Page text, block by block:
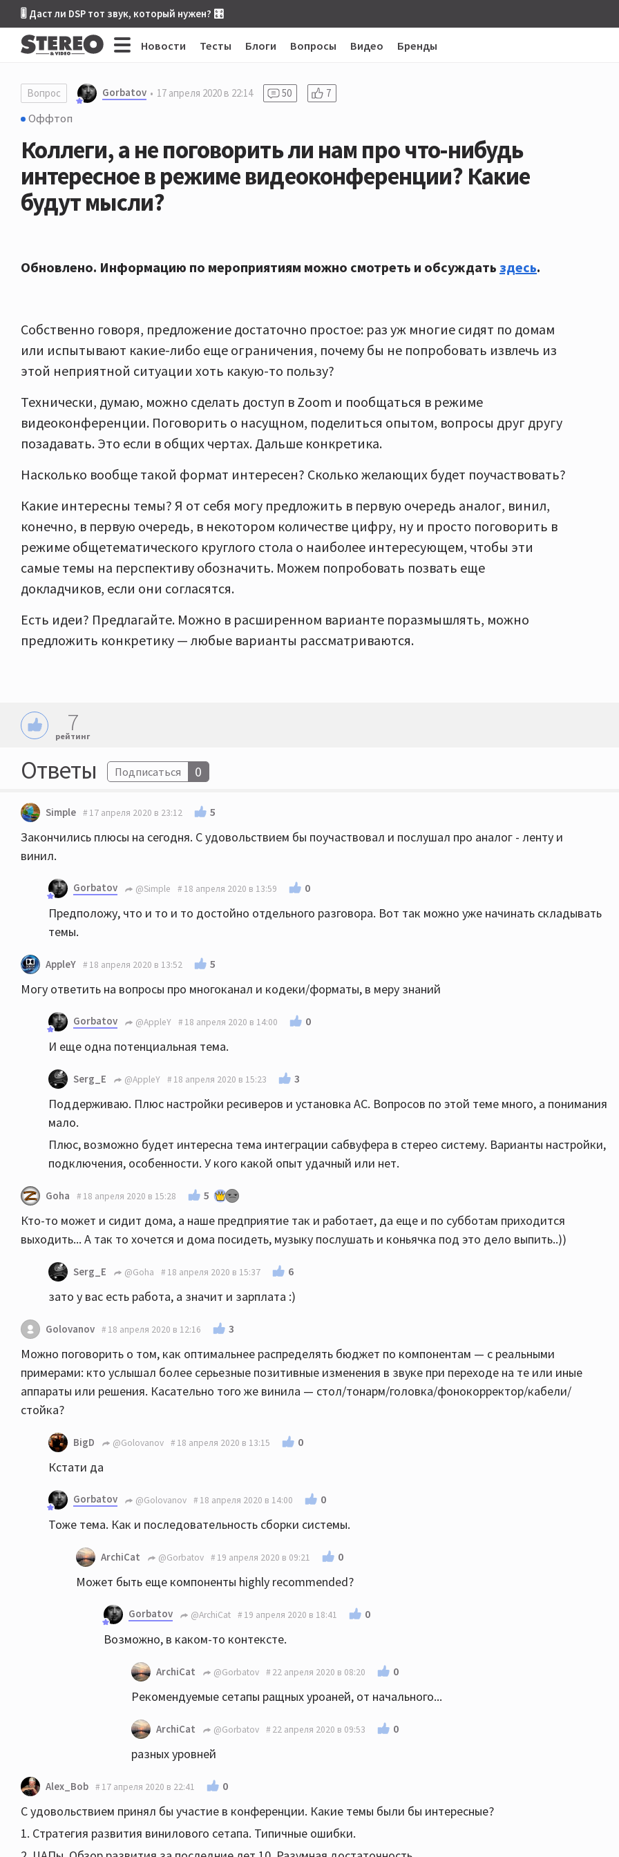
🎚 Даст ли DSP тот звук, который нужен? 🎛
Новости Тесты Блоги Вопросы Видео Бренды
Вопрос Gorbatov 17 апреля 2020 в 22:14 50 7
Оффтоп
Коллеги, а не поговорить ли нам про что-нибудь
интересное в режиме видеоконференции? Какие
будут мысли?
Обновлено. Информацию по мероприятиям можно смотреть и обсуждать здесь.
Собственно говоря, предложение достаточно простое: раз уж многие сидят по домам
или испытывают какие-либо еще ограничения, почему бы не попробовать извлечь из
этой неприятной ситуации хоть какую-то пользу?
Технически, думаю, можно сделать доступ в Zoom и пообщаться в режиме
видеоконференции. Поговорить о насущном, поделиться опытом, вопросы друг другу
позадавать. Это если в общих чертах. Дальше конкретика.
Насколько вообще такой формат интересен? Сколько желающих будет поучаствовать?
Какие интересны темы? Я от себя могу предложить в первую очередь аналог, винил,
конечно, в первую очередь, в некотором количестве цифру, ну и просто поговорить в
режиме общетематического круглого стола о наиболее интересующем, чтобы эти
самые темы на перспективу обозначить. Можем попробовать позвать еще
докладчиков, если они согласятся.
Есть идеи? Предлагайте. Можно в расширенном варианте поразмышлять, можно
предложить конкретику — любые варианты рассматриваются.
7
рейтинг
Ответы Подписаться 0
Simple 17 апреля 2020 в 23:12 5
Закончились плюсы на сегодня. С удовольствием бы поучаствовал и послушал про аналог - ленту и
винил.
Gorbatov @Simple 18 апреля 2020 в 13:59 0
Предположу, что и то и то достойно отдельного разговора. Вот так можно уже начинать складывать
темы.
AppleY 18 апреля 2020 в 13:52 5
Могу ответить на вопросы про многоканал и кодеки/форматы, в меру знаний
Gorbatov @AppleY 18 апреля 2020 в 14:00 0
И еще одна потенциальная тема.
Serg_E @AppleY 18 апреля 2020 в 15:23 3
Поддерживаю. Плюс настройки ресиверов и установка АС. Вопросов по этой теме много, а понимания
мало.
Плюс, возможно будет интересна тема интеграции сабвуфера в стерео систему. Варианты настройки,
подключения, особенности. У кого какой опыт удачный или нет.
Goha 18 апреля 2020 в 15:28 5
Кто-то может и сидит дома, а наше предприятие так и работает, да еще и по субботам приходится
выходить... А так то хочется и дома посидеть, музыку послушать и коньячка под это дело выпить..))
Serg_E @Goha 18 апреля 2020 в 15:37 6
зато у вас есть работа, а значит и зарплата :)
Golovanov 18 апреля 2020 в 12:16 3
Можно поговорить о том, как оптимальнее распределять бюджет по компонентам — с реальными
примерами: кто услышал более серьезные позитивные изменения в звуке при переходе на те или иные
аппараты или решения. Касательно того же винила — стол/тонарм/головка/фонокорректор/кабели/
стойка?
BigD @Golovanov 18 апреля 2020 в 13:15 0
Кстати да
Gorbatov @Golovanov 18 апреля 2020 в 14:00 0
Тоже тема. Как и последовательность сборки системы.
ArchiCat @Gorbatov 19 апреля 2020 в 09:21 0
Может быть еще компоненты highly recommended?
Gorbatov @ArchiCat 19 апреля 2020 в 18:41 0
Возможно, в каком-то контексте.
ArchiCat @Gorbatov 22 апреля 2020 в 08:20 0
Рекомендуемые сетапы ращных уроаней, от начального...
ArchiCat @Gorbatov 22 апреля 2020 в 09:53 0
разных уровней
Alex_Bob 17 апреля 2020 в 22:41 0
С удовольствием принял бы участие в конференции. Какие темы были бы интересные?
1. Стратегия развития винилового сетапа. Типичные ошибки.